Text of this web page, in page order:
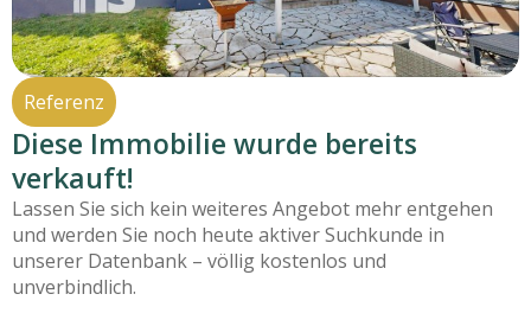
Referenz
Diese Immobilie wurde bereits
verkauft!
Lassen Sie sich kein weiteres Angebot mehr entgehen
und werden Sie noch heute aktiver Suchkunde in
unserer Datenbank – völlig kostenlos und
unverbindlich.